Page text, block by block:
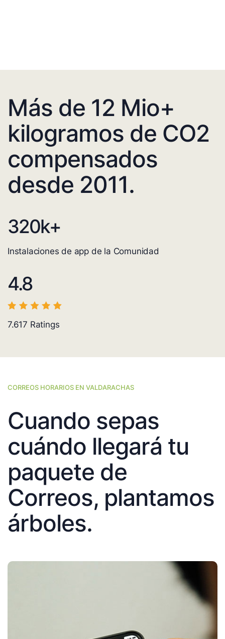
Más de 12 Mio+
kilogramos de CO2
compensados
desde 2011.
320k+
Instalaciones de app de la Comunidad
4.8
7.617 Ratings
CORREOS HORARIOS EN VALDARACHAS
Cuando sepas
cuándo llegará tu
paquete de
Correos, plantamos
árboles.